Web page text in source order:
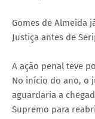
Gomes de Almeida
Justiça antes de
A ação penal teve
No início do ano, o
aguardaria a
Supremo para